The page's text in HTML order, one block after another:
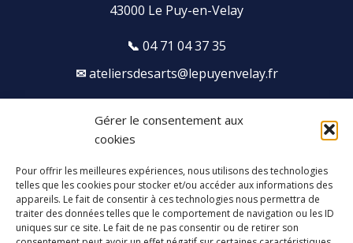
Gérer le consentement aux
cookies
Pour offrir les meilleures expériences, nous utilisons des technologies
telles que les cookies pour stocker et/ou accéder aux informations des
appareils. Le fait de consentir à ces technologies nous permettra de
traiter des données telles que le comportement de navigation ou les ID
uniques sur ce site. Le fait de ne pas consentir ou de retirer son
43000 Le Puy-en-Velay
04 71 04 37 35
ateliersdesarts@lepuyenvelay.fr
S'inscrire à la newsletter